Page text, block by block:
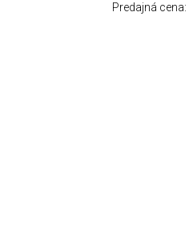
Predajná cena: